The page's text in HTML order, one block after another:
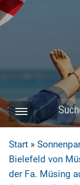
Skip
to
main
content
Toggle
menu
for:
Start»
Bielefeld von
der Fa. Müsing